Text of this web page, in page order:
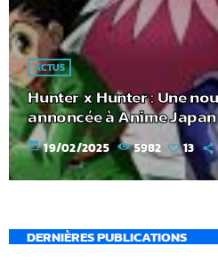
ACTUS
Hunter x Hunter : Une
annoncée à Anime
today 19/02/2025 5982 13
DERNIÈRES PUBLICATIONS